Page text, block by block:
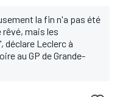
la fin n'a pas été
mais les
déclare Leclerc à
au GP de Grande-